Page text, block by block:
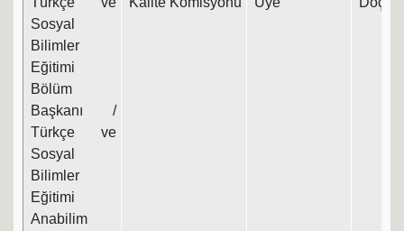
Sosyal
Bilimler
Eğitimi
Bölüm
Başkanı /
Türkçe ve
Sosyal
Bilimler
Eğitimi
Anabilim